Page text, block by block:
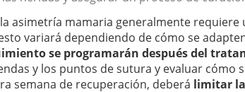
asimetría mamaria generalmente requiere
variará dependiendo de cómo se
se programarán después del
y los puntos de sutura y evaluar cómo
semana de recuperación, deberá limitar